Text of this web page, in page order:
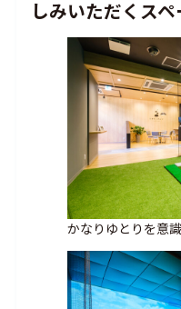
しみいただくスペ
かなりゆとりを意